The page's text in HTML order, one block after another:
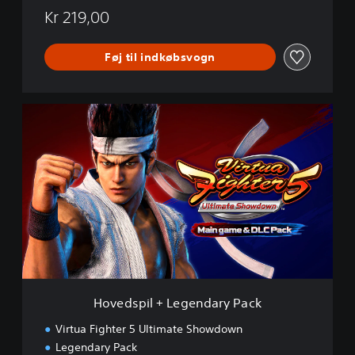
Kr 219,00
Føj til indkøbsvogn
+
L
e
Hovedspil + Legendary Pack
Virtua Fighter 5 Ultimate Showdown
Legendary Pack